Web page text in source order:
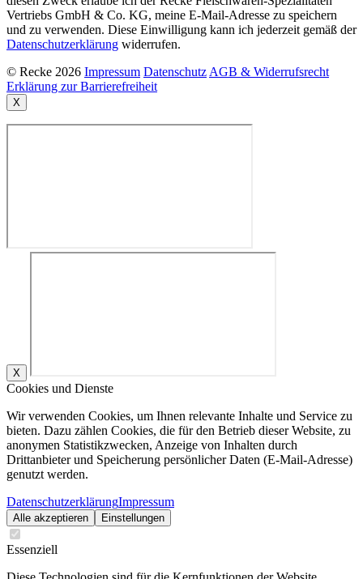
Vertriebs GmbH & Co. KG, meine E-Mail-Adresse zu speichern
und zu verwenden. Diese Einwilligung kann ich jederzeit gemäß der
Datenschutzerklärung widerrufen.
© Recke 2026 Impressum Datenschutz AGB & Widerrufsrecht
Erklärung zur Barrierefreiheit
X
X
Cookies und Dienste
Wir verwenden Cookies, um Ihnen relevante Inhalte und Service zu
bieten. Dazu zählen Cookies, die für den Betrieb dieser Website, zu
anonymen Statistikzwecken, Anzeige von Inhalten durch
Drittanbieter und Speicherung persönlicher Daten (E-Mail-Adresse)
genutzt werden.
DatenschutzerklärungImpressum
Alle akzeptieren Einstellungen
Essenziell